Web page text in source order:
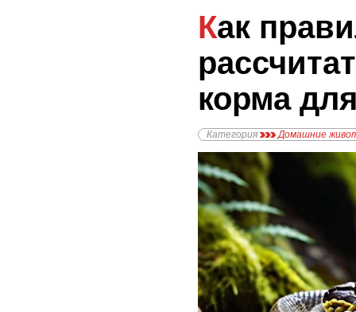
Как правильно
корма
Категория Домашние